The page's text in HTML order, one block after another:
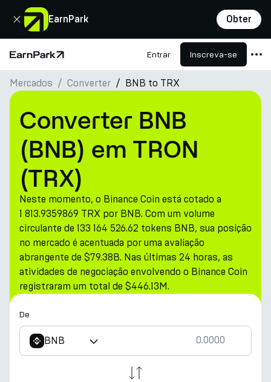
EarnPark Obter
Fechar
Página Inicial Entrar Inscreva-se
Produtos
Mercados
Calculadoras
PARK Token
Recursos
Empresa
Mercados Converter BNB to TRX
Converter BNB
(BNB) em TRON
(TRX)
Neste momento, o Binance Coin está cotado a
1 813.9359869 TRX por BNB. Com um volume
circulante de 133 164 526.62 tokens BNB, sua posição
no mercado é acentuada por uma avaliação
abrangente de $79.38B. Nas últimas 24 horas, as
atividades de negociação envolvendo o Binance Coin
registraram um total de $446.13M.
De
BNB